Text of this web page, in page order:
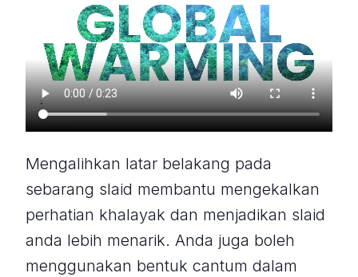
Mengalihkan latar belakang pada
sebarang slaid membantu mengekalkan
perhatian khalayak dan menjadikan slaid
anda lebih menarik. Anda juga boleh
menggunakan bentuk cantum dalam